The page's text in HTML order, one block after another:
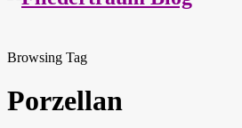
Browsing Tag
Porzellan